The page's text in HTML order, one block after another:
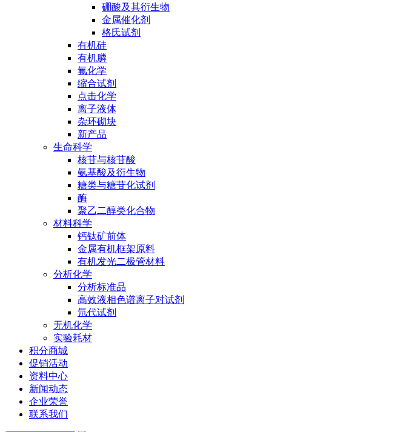
硼酸及其衍生物
金属催化剂
格氏试剂
有机硅
有机膦
氟化学
缩合试剂
点击化学
离子液体
杂环砌块
新产品
生命科学
核苷与核苷酸
氨基酸及衍生物
糖类与糖苷化试剂
酶
聚乙二醇类化合物
材料科学
钙钛矿前体
金属有机框架原料
有机发光二极管材料
分析化学
分析标准品
高效液相色谱离子对试剂
氘代试剂
无机化学
实验耗材
积分商城
促销活动
资料中心
新闻动态
企业荣誉
联系我们